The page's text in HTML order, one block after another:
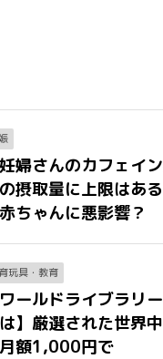
妊婦さんのカフェイ
摂取量に上限はあ
ちゃんに悪影響？
玩具・教育
ワールドライブラリ
】厳選された世界
額1,000円で